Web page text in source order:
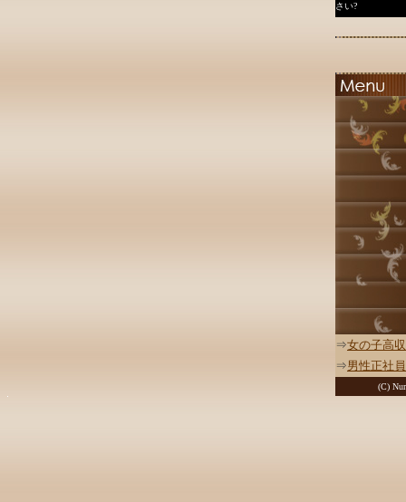
さい?
⇒女の子高
⇒男性正社
(C)